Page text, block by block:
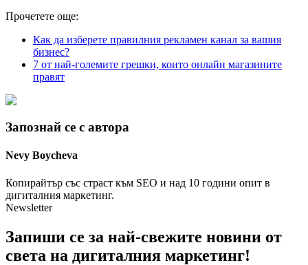
Прочетете още:
Как да изберете правилния рекламен канал за вашия
бизнес?
7 от най-големите грешки, които онлайн магазините
правят
Запознай се с автора
Nevy Boycheva
Копирайтър със страст към SEO и над 10 години опит в
дигиталния маркетинг.
Newsletter
Запиши се за най-свежите новини от
света на дигиталния маркетинг!